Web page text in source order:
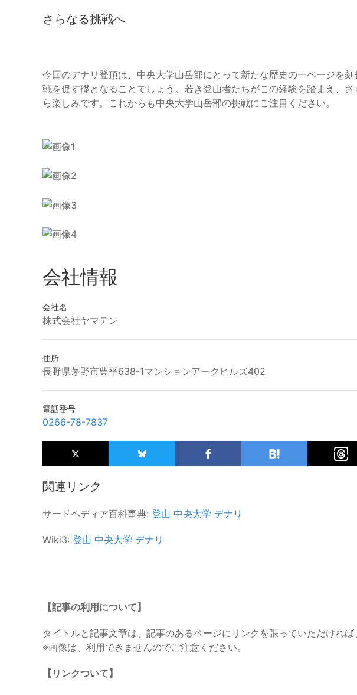
さらなる挑戦へ
今回のデナリ登頂は、中央大学山岳部にとって新たな歴史の一ページを
戦を促す礎となることでしょう。若き登山者たちがこの経験を踏まえ、
ら楽しみです。これからも中央大学山岳部の挑戦にご注目ください。
会社情報
会社名
株式会社ヤマテン
住所
長野県茅野市豊平638-1マンションアークヒルズ402
電話番号
0266-78-7837
関連リンク
サードペディア百科事典: 登山 中央大学 デナリ
Wiki3: 登山 中央大学 デナリ
【記事の利用について】
タイトルと記事文章は、記事のあるページにリンクを張っていただければ
※画像は、利用できませんのでご注意ください。
【リンクついて】